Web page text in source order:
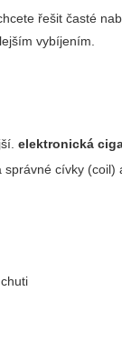
řešit časté
vybíjením.
elektronická
cívky